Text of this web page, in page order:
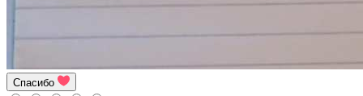
Спасибо